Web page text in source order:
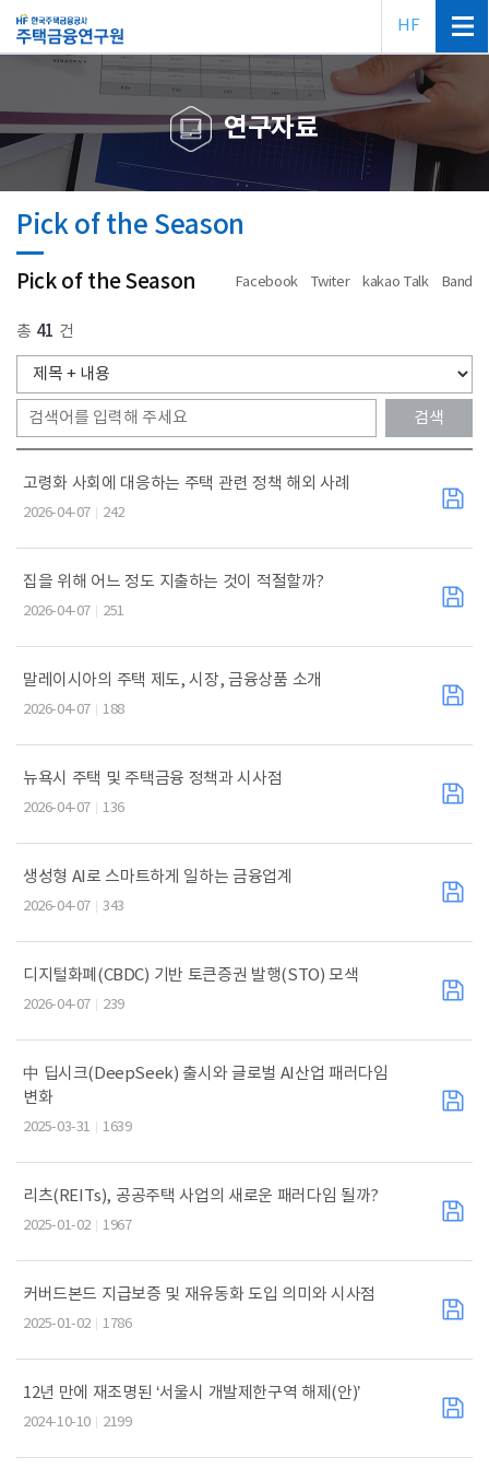
HF
연구자료
Pick of the Season
Pick of the Season Facebook Twiter kakao Talk Band
총 41 건
고령화 사회에 대응하는 주택 관련 정책 해외 사례
2026-04-07 242
집을 위해 어느 정도 지출하는 것이 적절할까?
2026-04-07 251
말레이시아의 주택 제도, 시장, 금융상품 소개
2026-04-07 188
뉴욕시 주택 및 주택금융 정책과 시사점
2026-04-07 136
생성형 AI로 스마트하게 일하는 금융업계
2026-04-07 343
디지털화폐(CBDC) 기반 토큰증권 발행(STO) 모색
2026-04-07 239
中 딥시크(DeepSeek) 출시와 글로벌 AI산업 패러다임
변화
2025-03-31 1639
리츠(REITs), 공공주택 사업의 새로운 패러다임 될까?
2025-01-02 1967
커버드본드 지급보증 및 재유동화 도입 의미와 시사점
2025-01-02 1786
12년 만에 재조명된 ‘서울시 개발제한구역 해제(안)’
2024-10-10 2199